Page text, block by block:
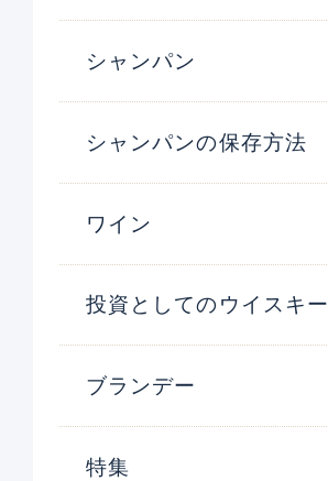
シャンパン
シャンパンの保存方法
ワイン
投資としてのウイスキー
ブランデー
特集